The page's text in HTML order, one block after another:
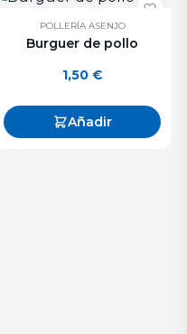
POLLERÍA ASENJO
Burguer de pollo
1,50 €
Añadir